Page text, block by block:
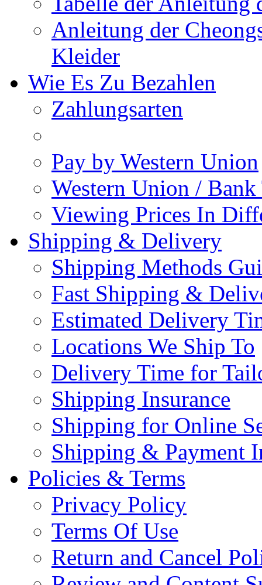
Anleitung der
Kleider
Wie Es Zu Bezahlen
Zahlungsarten
Pay by Western Union
Western Union / Bank
Viewing Prices In
Shipping & Delivery
Shipping Methods
Fast Shipping &
Estimated Delivery
Locations We Ship To
Delivery Time for
Shipping Insurance
Shipping for Online
Shipping & Payment
Policies & Terms
Privacy Policy
Terms Of Use
Return and Cancel